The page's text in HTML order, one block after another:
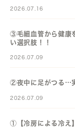
2026.07.16
③毛細血管から健康
い選択肢！！
2026.07.09
②夜中に足がつる…実
2026.07.09
①【冷房による冷え